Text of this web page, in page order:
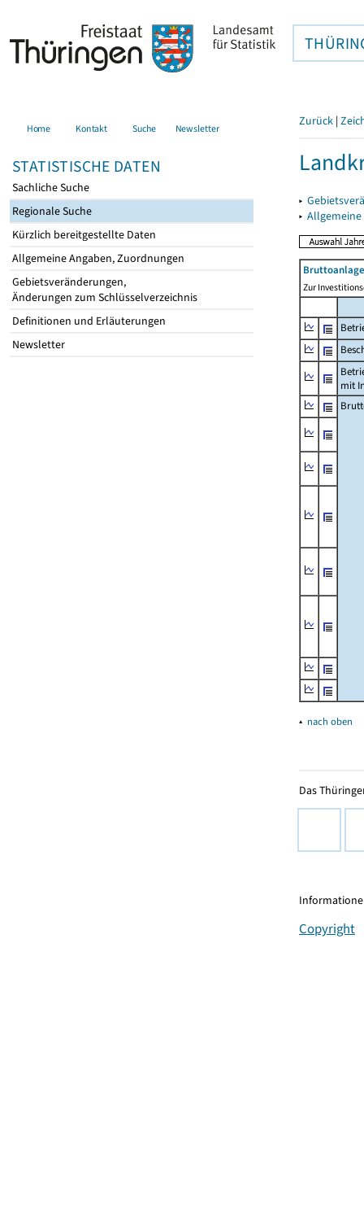
Home Kontakt Suche Newsletter
STATISTISCHE DATEN
Sachliche Suche
Regionale Suche
Kürzlich bereitgestellte Daten
Allgemeine Angaben, Zuordnungen
Gebietsveränderungen,
Änderungen zum Schlüsselverzeichnis
Definitionen und Erläuterungen
Newsletter
Zurück |
▸
▸
Zur
mit
▴ nach oben
Das
Copyright